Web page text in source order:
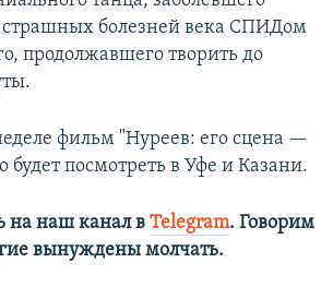
болезней века СПИДом
продолжавшего творить до
фильм "Нуреев: его сцена —
посмотреть в Уфе и Казани.
на наш канал в Telegram. Говорим
вынуждены молчать.